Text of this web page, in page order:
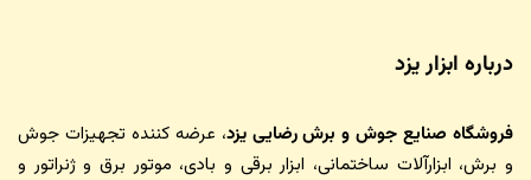
درباره ابزار یزد
فروشگاه صنایع جوش و برش رضایی یزد، عرضه کننده تجهیزات جوش
و برش، ابزارآلات ساختمانی، ابزار برقی و بادی، موتور برق و ژنراتور و